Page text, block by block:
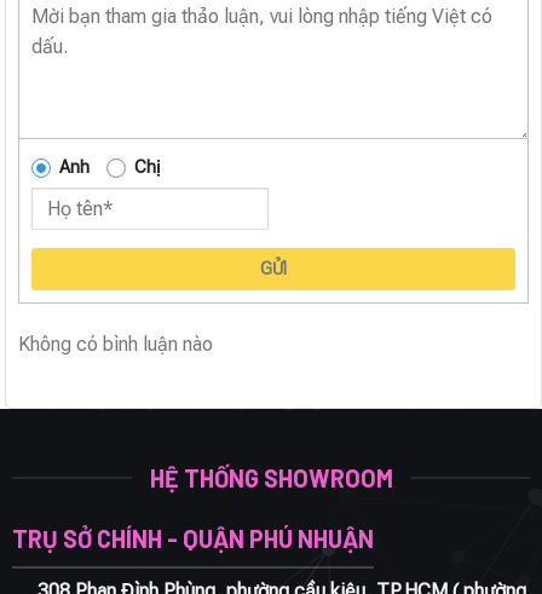
Anh Chị
GỬI
Không có bình luận nào
HỆ THỐNG SHOWROOM
TRỤ SỞ CHÍNH - QUẬN PHÚ NHUẬN